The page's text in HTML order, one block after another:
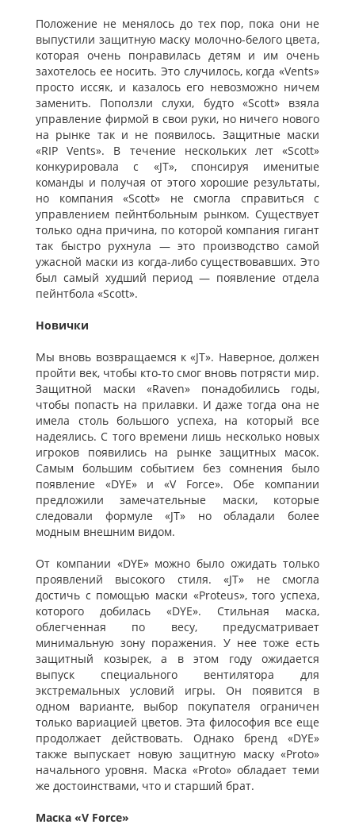
Положение не менялось до тех пор, пока они не
выпустили защитную маску молочно-белого цвета,
которая очень понравилась детям и им очень
захотелось ее носить. Это случилось, когда «Vents»
просто иссяк, и казалось его невозможно ничем
заменить. Поползли слухи, будто «Scott» взяла
управление фирмой в свои руки, но ничего нового
на рынке так и не появилось. Защитные маски
«RIP Vents». В течение нескольких лет «Scott»
конкурировала с «JT», спонсируя именитые
команды и получая от этого хорошие результаты,
но компания «Scott» не смогла справиться с
управлением пейнтбольным рынком. Существует
только одна причина, по которой компания гигант
так быстро рухнула — это производство самой
ужасной маски из когда-либо существовавших. Это
был самый худший период — появление отдела
пейнтбола «Scott».
Новички
Мы вновь возвращаемся к «JT». Наверное, должен
пройти век, чтобы кто-то смог вновь потрясти мир.
Защитной маски «Raven» понадобились годы,
чтобы попасть на прилавки. И даже тогда она не
имела столь большого успеха, на который все
надеялись. С того времени лишь несколько новых
игроков появились на рынке защитных масок.
Самым большим событием без сомнения было
появление «DYE» и «V Force». Обе компании
предложили замечательные маски, которые
следовали формуле «JT» но обладали более
модным внешним видом.
От компании «DYE» можно было ожидать только
проявлений высокого стиля. «JT» не смогла
достичь с помощью маски «Proteus», того успеха,
которого добилась «DYE». Стильная маска,
облегченная по весу, предусматривает
минимальную зону поражения. У нее тоже есть
защитный козырек, а в этом году ожидается
выпуск специального вентилятора для
экстремальных условий игры. Он появится в
одном варианте, выбор покупателя ограничен
только вариацией цветов. Эта философия все еще
продолжает действовать. Однако бренд «DYE»
также выпускает новую защитную маску «Proto»
начального уровня. Маска «Proto» обладает теми
же достоинствами, что и старший брат.
Маска «V Force»